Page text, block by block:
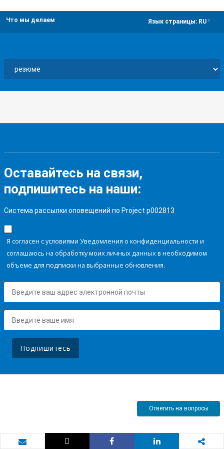
Что мы делаем Язык страницы: RU
Оставайтесь на связи,
подпишитесь на наши:
Система рассылки оповещений по Project p002813
Я согласен с условиями Уведомления о конфиденциальности и
соглашаюсь на обработку моих личных данных в необходимом
объеме для подписки на выбранные обновления.
Подпишитесь
Ответить на вопросы